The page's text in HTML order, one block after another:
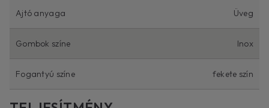
Ajtó anyaga Üveg
Gombok színe Inox
Fogantyú színe fekete szín